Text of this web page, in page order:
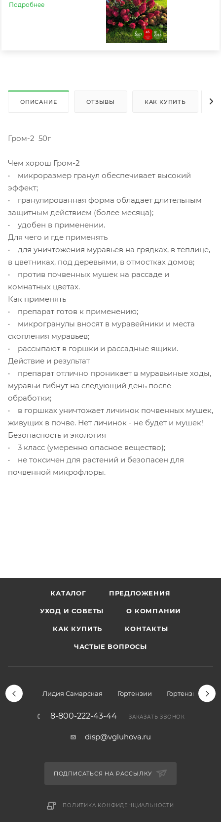
Подробнее
ОПИСАНИЕ ОТЗЫВЫ КАК КУПИТЬ
Гром-2 50г
Чем хорош Гром-2
• микроразмер гранул обеспечивает высокий
эффект;
• гранулированная форма обладает длительным
защитным действием (более месяца);
• удобен в применении.
Для чего и где применять
• для уничтожения муравьев на грядках, в теплице,
в цветниках, под деревьями, в отмостках домов;
• против почвенных мушек на рассаде и
комнатных цветах.
Как применять
• препарат готов к применению;
• микрогранулы вносят в муравейники и места
скопления муравьев;
• рассыпают в горшки и рассадные ящики.
Действие и результат
• препарат отлично проникает в муравьиные ходы,
муравьи гибнут на следующий день после
обработки;
• в горшках уничтожает личинок почвенных мушек,
живущих в почве. Нет личинок - не будет и мушек!
Безопасность и экология
• 3 класс (умеренно опасное вещество);
• не токсичен для растений и безопасен для
почвенной микрофлоры.
КАТАЛОГ ПРЕДЛОЖЕНИЯ
УХОД И СОВЕТЫ О КОМПАНИИ
КАК КУПИТЬ КОНТАКТЫ
ЧАСТЫЕ ВОПРОСЫ
Лидия Самарская Гортензии Гортензии
8-800-222-43-44 ЗАКАЗАТЬ ЗВОНОК
disp@vgluhova.ru
ПОДПИСАТЬСЯ НА РАССЫЛКУ
ПОЛИТИКА КОНФИДЕНЦИАЛЬНОСТИ